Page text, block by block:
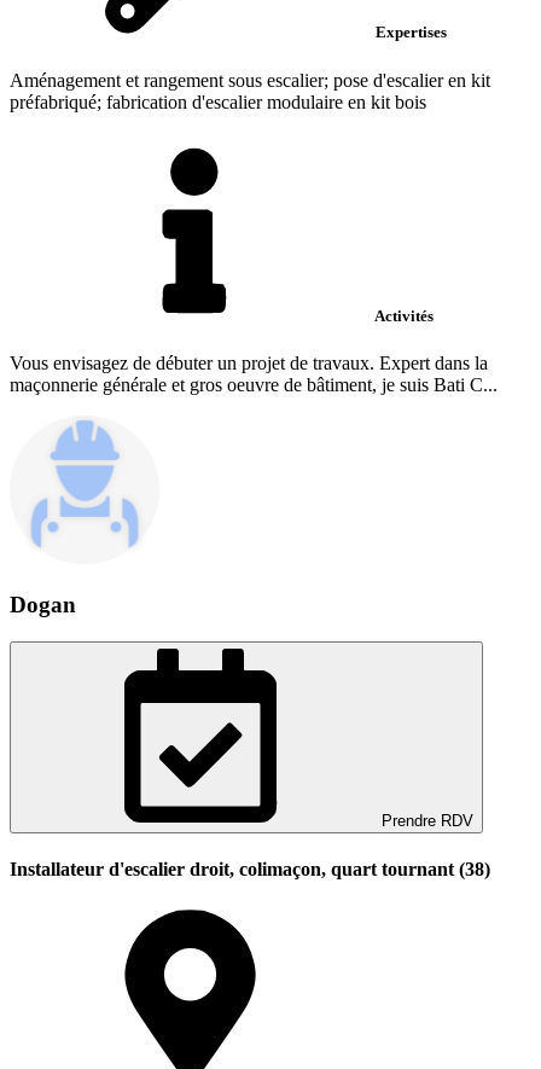
Expertises
Aménagement et rangement sous escalier; pose d'escalier en kit
préfabriqué; fabrication d'escalier modulaire en kit bois
Activités
Vous envisagez de débuter un projet de travaux. Expert dans la
maçonnerie générale et gros oeuvre de bâtiment, je suis Bati C...
Dogan
Prendre RDV
Installateur d'escalier droit, colimaçon, quart tournant (38)